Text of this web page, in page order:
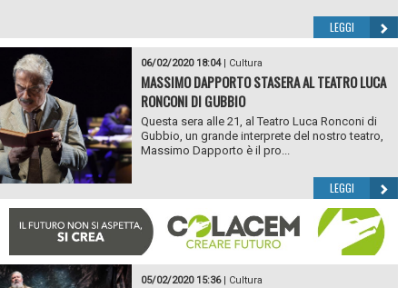
LEGGI
06/02/2020 18:04| Cultura
MASSIMO DAPPORTO STASERA AL TEATRO LUCA
RONCONI DI GUBBIO
Questa sera alle 21, al Teatro Luca Ronconi di
Gubbio, un grande interprete del nostro teatro,
Massimo Dapporto è il pro...
LEGGI
05/02/2020 15:36| Cultura